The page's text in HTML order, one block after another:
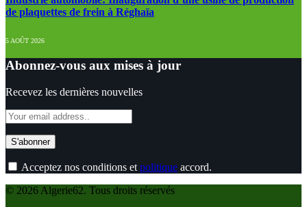
de plaquettes de frein à Réghaïa
5 AOÛT 2026
Abonnez-vous aux mises à jour
Recevez les dernières nouvelles
Acceptez nos conditions et politique accord.
© 2026 Algerie62. Tous droits réservés